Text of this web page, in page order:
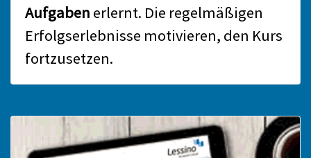
Aufgaben erlernt. Die regelmäßigen
Erfolgserlebnisse motivieren, den Kurs
fortzusetzen.